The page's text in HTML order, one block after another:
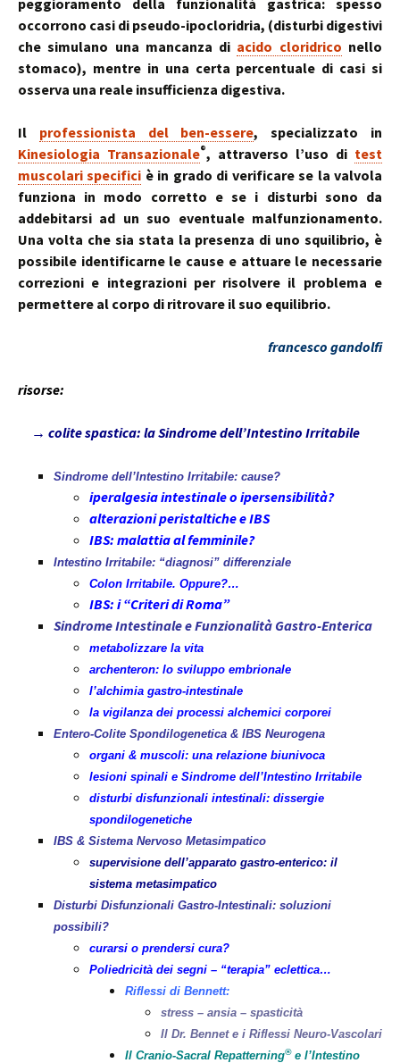
peggioramento della funzionalità gastrica: spesso
occorrono casi di pseudo-ipocloridria, (disturbi digestivi
che simulano una mancanza di acido cloridrico nello
stomaco), mentre in una certa percentuale di casi si
osserva una reale insufficienza digestiva.
Il professionista del ben-essere, specializzato in
Kinesiologia Transazionale®, attraverso l’uso di test
muscolari specifici è in grado di verificare se la valvola
funziona in modo corretto e se i disturbi sono da
addebitarsi ad un suo eventuale malfunzionamento.
Una volta che sia stata la presenza di uno squilibrio, è
possibile identificarne le cause e attuare le necessarie
correzioni e integrazioni per risolvere il problema e
permettere al corpo di ritrovare il suo equilibrio.
francesco gandolfi
risorse:
→ colite spastica: la Sindrome dell’Intestino Irritabile
Sindrome dell’Intestino Irritabile: cause?
iperalgesia intestinale o ipersensibilità?
alterazioni peristaltiche e IBS
IBS: malattia al femminile?
Intestino Irritabile: “diagnosi” differenziale
Colon Irritabile. Oppure?…
IBS: i “Criteri di Roma”
Sindrome Intestinale e Funzionalità Gastro-Enterica
metabolizzare la vita
archenteron: lo sviluppo embrionale
l’alchimia gastro-intestinale
la vigilanza dei processi alchemici corporei
Entero-Colite Spondilogenetica & IBS Neurogena
organi & muscoli: una relazione biunivoca
lesioni spinali e Sindrome dell’Intestino Irritabile
disturbi disfunzionali intestinali: dissergie
spondilogenetiche
IBS & Sistema Nervoso Metasimpatico
supervisione dell’apparato gastro-enterico: il
sistema metasimpatico
Disturbi Disfunzionali Gastro-Intestinali: soluzioni
possibili?
curarsi o prendersi cura?
Poliedricità dei segni – “terapia” eclettica…
Riflessi di Bennett:
stress – ansia – spasticità
Il Dr. Bennet e i Riflessi Neuro-Vascolari
Il Cranio-Sacral Repatterning®e l’Intestino